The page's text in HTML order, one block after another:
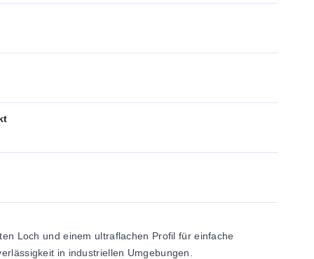
Loch und einem ultraflachen Profil für einfache
in industriellen Umgebungen.